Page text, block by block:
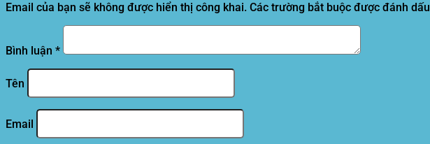
Email của bạn sẽ không được hiển thị công khai. Các trường bắt buộc được đánh dấu
Bình luận *
Tên
Email